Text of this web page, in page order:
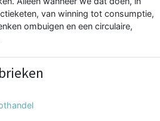
van winning tot consumptie,
ombuigen en een circulaire,